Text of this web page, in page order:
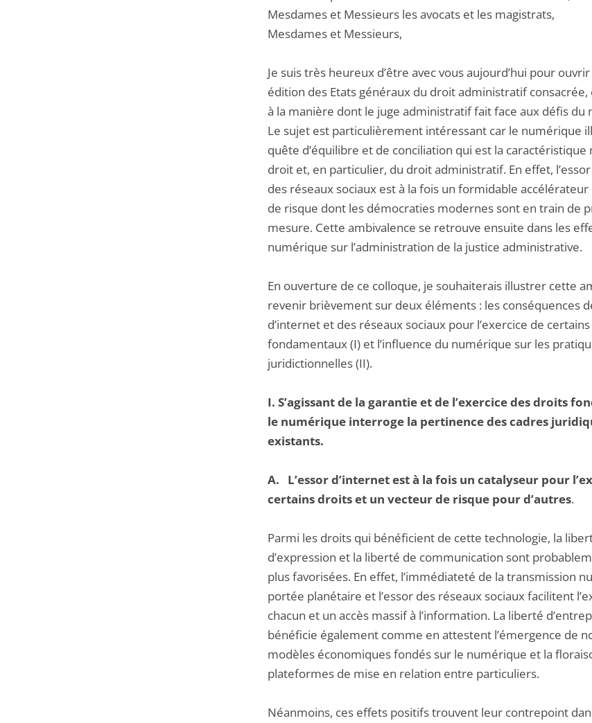
Mesdames et Messieurs les avocats et les magistrats,
Mesdames et Messieurs,
Je suis très heureux d’être avec vous aujourd’hui pour
édition des Etats généraux du droit administratif consacrée,
à la manière dont le juge administratif fait face aux défis du
Le sujet est particulièrement intéressant car le numérique
quête d’équilibre et de conciliation qui est la caractéristique
droit et, en particulier, du droit administratif. En effet,
des réseaux sociaux est à la fois un formidable
de risque dont les démocraties modernes sont en train de
mesure. Cette ambivalence se retrouve ensuite dans les
numérique sur l’administration de la justice administrative.
En ouverture de ce colloque, je souhaiterais illustrer cette
revenir brièvement sur deux éléments : les conséquences
d’internet et des réseaux sociaux pour l’exercice de
fondamentaux (I) et l’influence du numérique sur les
juridictionnelles (II).
I. S’agissant de la garantie et de l’exercice des droits
le numérique interroge la pertinence des cadres
existants.
A. L’essor d’internet est à la fois un catalyseur pour
certains droits et un vecteur de risque pour d’autres.
Parmi les droits qui bénéficient de cette technologie, la
d’expression et la liberté de communication sont
plus favorisées. En effet, l’immédiateté de la transmission
portée planétaire et l’essor des réseaux sociaux facilitent
chacun et un accès massif à l’information. La liberté
bénéficie également comme en attestent l’émergence de
modèles économiques fondés sur le numérique et la
plateformes de mise en relation entre particuliers.
Néanmoins, ces effets positifs trouvent leur contrepoint